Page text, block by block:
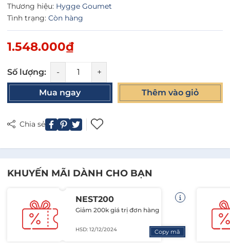
Thương hiệu: Hygge Goumet
Tình trạng: Còn hàng
1.548.000₫
Số lượng: - +
Mua ngay Thêm vào giỏ
Chia sẻ
KHUYẾN MÃI DÀNH CHO BẠN
NEST200
Giảm 200k giá trị đơn hàng
HSD: 12/12/2024 Copy mã